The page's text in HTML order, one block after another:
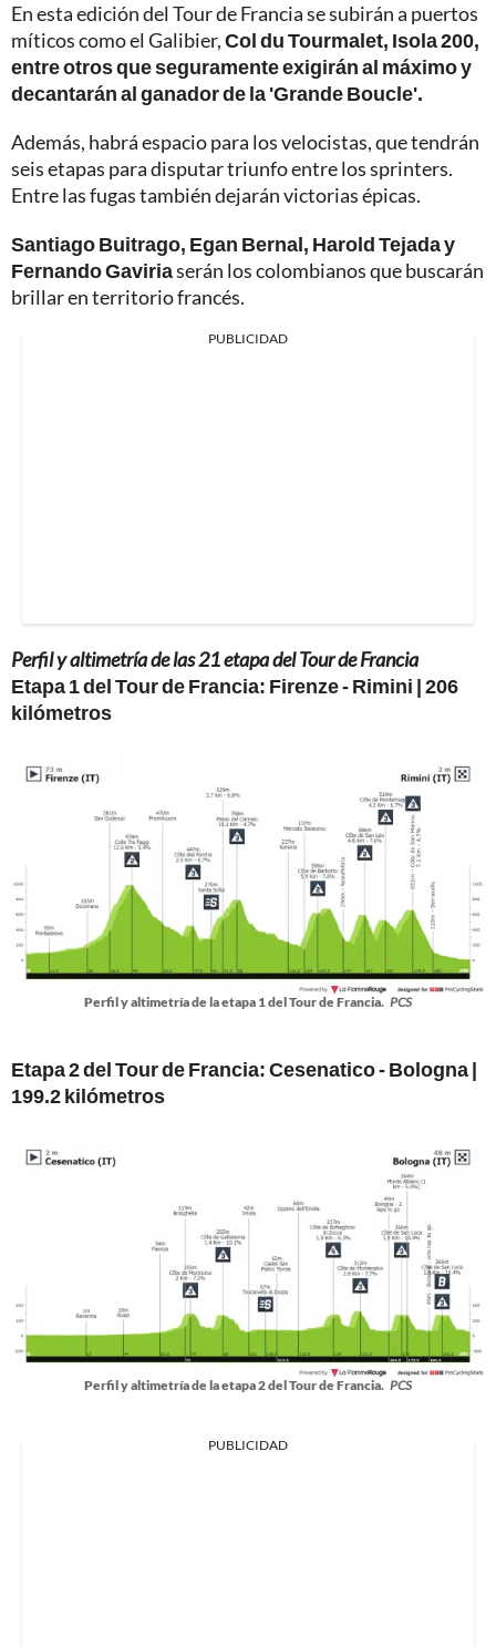
En esta edición del Tour de Francia se subirán a puertos
míticos como el Galibier,Col du Tourmalet, Isola 200,
entre otros que seguramente exigirán al máximo y
decantarán al ganador de la 'Grande Boucle'.
Además, habrá espacio para los velocistas, que tendrán
seis etapas para disputar triunfo entre los sprinters.
Entre las fugas también dejarán victorias épicas.
Santiago Buitrago, Egan Bernal, Harold Tejada y
Fernando Gaviriaserán los colombianos que buscarán
brillar en territorio francés.
PUBLICIDAD
Perfil y altimetría de las 21 etapa del Tour de Francia
Etapa 1 del Tour de Francia: Firenze - Rimini | 206
kilómetros
Perfil y altimetría de la etapa 1 del Tour de Francia. PCS
Etapa 2 del Tour de Francia: Cesenatico - Bologna |
199.2 kilómetros
Perfil y altimetría de la etapa 2 del Tour de Francia. PCS
PUBLICIDAD